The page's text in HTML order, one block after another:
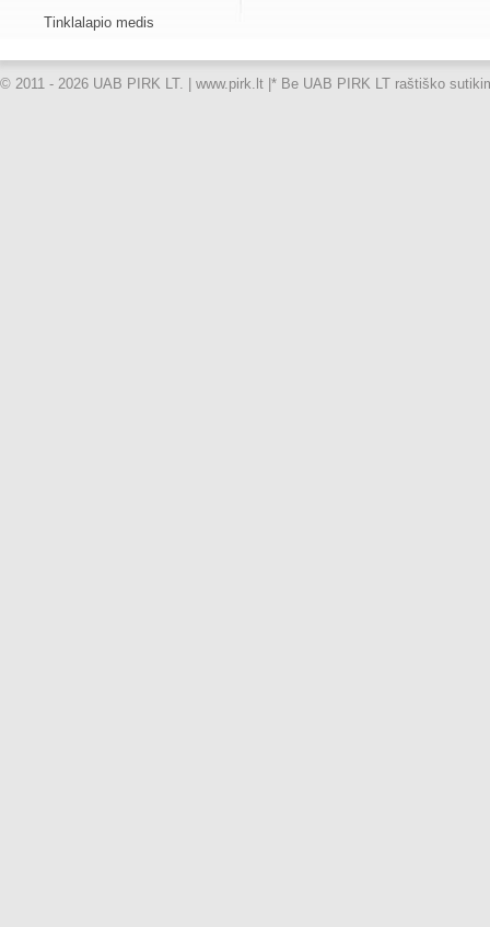
Tinklalapio medis
© 2011 - 2026 UAB PIRK LT. | www.pirk.lt | * Be UAB PIRK LT raštiško